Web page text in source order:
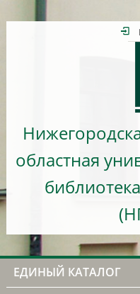
областная
ЕДИНЫЙ КАТАЛОГ